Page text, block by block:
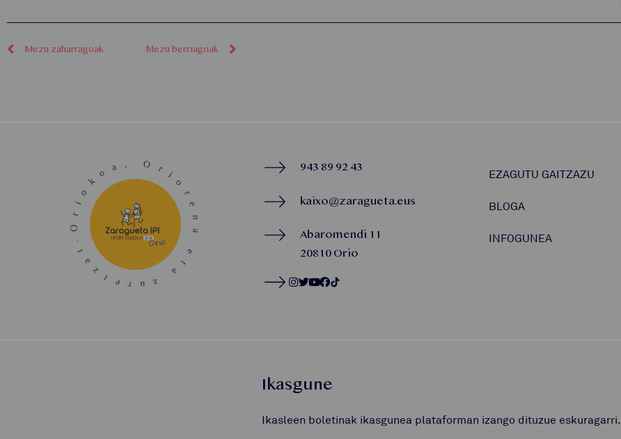
Mezu zaharragoak Mezu berriagoak
943 89 92 43
kaixo@zaragueta.eus
Abaromendi 11
20810 Orio
EZAGUTU GAITZAZU
BLOGA
INFOGUNEA
Ikasgune
Ikasleen boletinak ikasgunea plataforman izango dituzue eskuragarri.